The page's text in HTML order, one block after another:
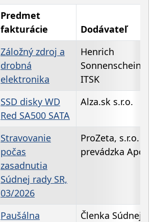
Predmet
fakturácie
Dodávateľ
Záložný zdroj a
drobná
elektronika
Henrich
Sonnenschein -
ITSK
SSD disky WD
Red SA500 SATA
Alza.sk s.r.o.
Stravovanie
počas
zasadnutia
Súdnej rady SR,
03/2026
ProZeta, s.r.o. -
prevádzka
Paušálna
Členka Súdnej